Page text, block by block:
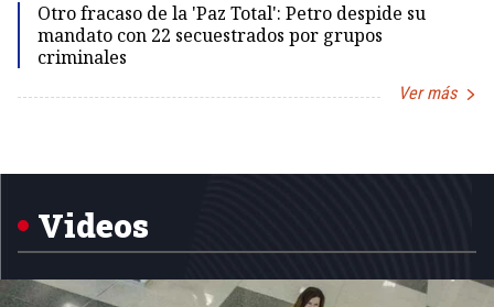
Otro fracaso de la 'Paz Total': Petro despide su
mandato con 22 secuestrados por grupos
criminales
Ver más
5
Videos